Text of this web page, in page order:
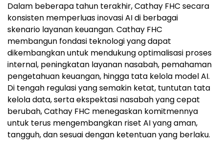
Dalam beberapa tahun terakhir, Cathay FHC secara
konsisten memperluas inovasi AI di berbagai
skenario layanan keuangan. Cathay FHC
membangun fondasi teknologi yang dapat
dikembangkan untuk mendukung optimalisasi proses
internal, peningkatan layanan nasabah, pemahaman
pengetahuan keuangan, hingga tata kelola model AI.
Di tengah regulasi yang semakin ketat, tuntutan tata
kelola data, serta ekspektasi nasabah yang cepat
berubah, Cathay FHC menegaskan komitmennya
untuk terus mengembangkan riset AI yang aman,
tangguh, dan sesuai dengan ketentuan yang berlaku.